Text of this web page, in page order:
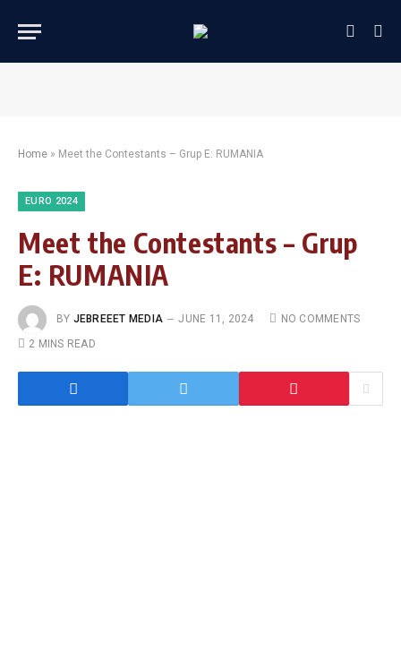
Home » Meet the Contestants – Grup E: RUMANIA
EURO 2024
Meet the Contestants – Grup
E: RUMANIA
BY JEBREEET MEDIA JUNE 11, 2024
NO COMMENTS
2 MINS READ